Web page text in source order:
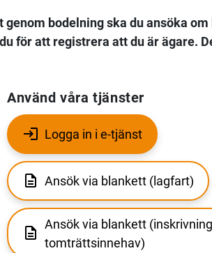
bodelning ska du ansöka
för att registrera att du är ägare.
Använd våra tjänster
Logga in i e-tjänst
Ansök via blankett (lagfart)
Ansök via blankett
tomträttsinnehav)